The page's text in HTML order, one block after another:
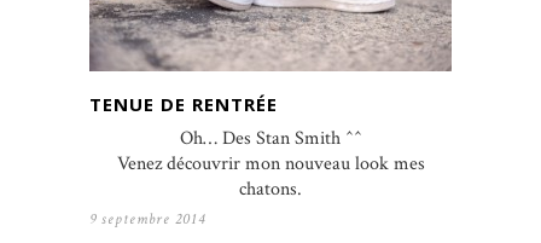
TENUE DE RENTRÉE
Oh… Des Stan Smith ^^
Venez découvrir mon nouveau look mes
chatons.
9 septembre 2014